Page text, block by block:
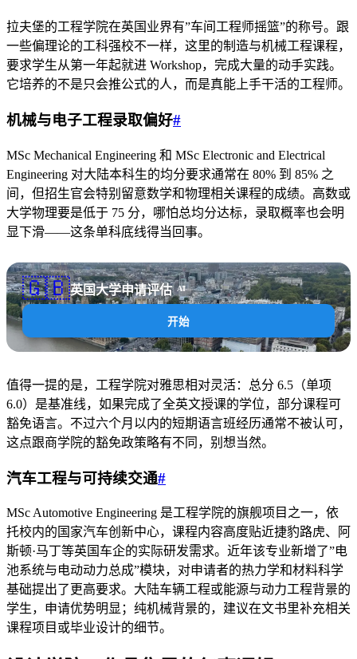
拉夫堡的工程学院在英国业界有”车间工程师摇篮”的称号。跟
一些偏理论的工科强校不一样，这里的制造与机械工程课程，
要求学生从第一年起就进 Workshop，完成大量的动手实践。
它培养的不是只会推公式的人，而是真能上手干活的工程师。
机械与电子工程录取偏好#
MSc Mechanical Engineering 和 MSc Electronic and Electrical
Engineering 对大陆本科生的均分要求通常在 80% 到 85% 之
间，但招生官会特别留意数学和物理相关课程的成绩。高数或
大学物理要是低于 75 分，哪怕总均分达标，录取概率也会明
显下滑——这条单科底线得当回事。
🇬🇧英国大学申请评估 AI
开始
值得一提的是，工程学院对雅思相对灵活：总分 6.5（单项
6.0）是基准线，如果完成了全英文授课的学位，部分课程可
豁免语言。不过六个月以内的短期语言班经历通常不被认可，
这点跟商学院的豁免政策略有不同，别想当然。
汽车工程与可持续交通#
MSc Automotive Engineering 是工程学院的旗舰项目之一，依
托校内的国家汽车创新中心，课程内容高度贴近捷豹路虎、阿
斯顿·马丁等英国车企的实际研发需求。近年该专业新增了”电
池系统与电动动力总成”模块，对申请者的热力学和材料科学
基础提出了更高要求。大陆车辆工程或能源与动力工程背景的
学生，申请优势明显；纯机械背景的，建议在文书里补充相关
课程项目或毕业设计的细节。